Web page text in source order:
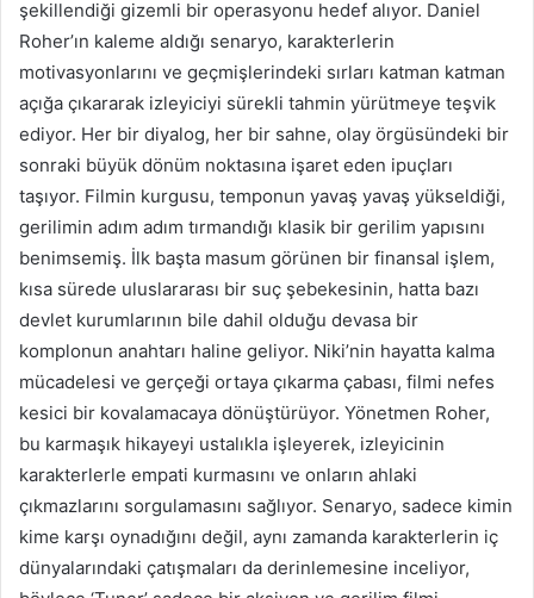
şekillendiği gizemli bir operasyonu hedef alıyor. Daniel
Roher’ın kaleme aldığı senaryo, karakterlerin
motivasyonlarını ve geçmişlerindeki sırları katman katman
açığa çıkararak izleyiciyi sürekli tahmin yürütmeye teşvik
ediyor. Her bir diyalog, her bir sahne, olay örgüsündeki bir
sonraki büyük dönüm noktasına işaret eden ipuçları
taşıyor. Filmin kurgusu, temponun yavaş yavaş yükseldiği,
gerilimin adım adım tırmandığı klasik bir gerilim yapısını
benimsemiş. İlk başta masum görünen bir finansal işlem,
kısa sürede uluslararası bir suç şebekesinin, hatta bazı
devlet kurumlarının bile dahil olduğu devasa bir
komplonun anahtarı haline geliyor. Niki’nin hayatta kalma
mücadelesi ve gerçeği ortaya çıkarma çabası, filmi nefes
kesici bir kovalamacaya dönüştürüyor. Yönetmen Roher,
bu karmaşık hikayeyi ustalıkla işleyerek, izleyicinin
karakterlerle empati kurmasını ve onların ahlaki
çıkmazlarını sorgulamasını sağlıyor. Senaryo, sadece kimin
kime karşı oynadığını değil, aynı zamanda karakterlerin iç
dünyalarındaki çatışmaları da derinlemesine inceliyor,